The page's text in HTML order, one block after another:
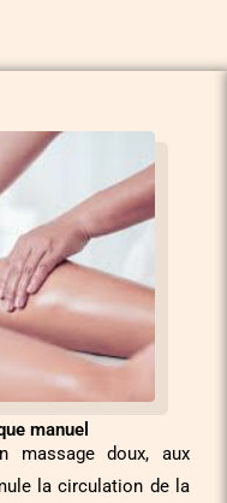
manuel
massage doux, aux
la circulation de la